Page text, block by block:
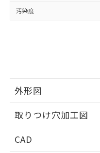
汚染度
外形図
取りつけ穴加工図
CAD
お客様が当
登録された
の共同利用
指します。
※3 非含有証明
51物質の非含有証
※本証明書は発行
るもので、過去に
また、RoHS指令
物質の対応では、